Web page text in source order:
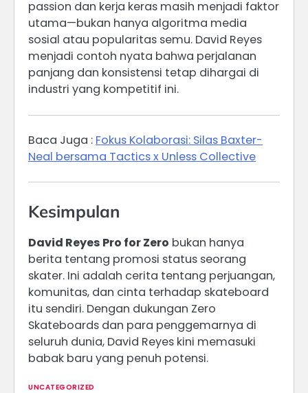
passion dan kerja keras masih menjadi faktor
utama—bukan hanya algoritma media
sosial atau popularitas semu. David Reyes
menjadi contoh nyata bahwa perjalanan
panjang dan konsistensi tetap dihargai di
industri yang kompetitif ini.
Baca Juga : Fokus Kolaborasi: Silas Baxter-
Neal bersama Tactics x Unless Collective
Kesimpulan
David Reyes Pro for Zero bukan hanya
berita tentang promosi status seorang
skater. Ini adalah cerita tentang perjuangan,
komunitas, dan cinta terhadap skateboard
itu sendiri. Dengan dukungan Zero
Skateboards dan para penggemarnya di
seluruh dunia, David Reyes kini memasuki
babak baru yang penuh potensi.
UNCATEGORIZED